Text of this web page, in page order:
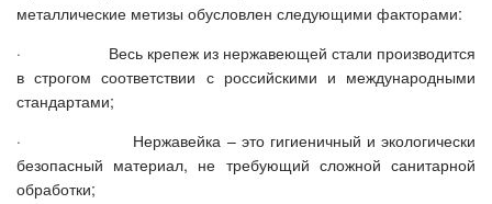
металлические метизы обусловлен следующими факторами:
· Весь крепеж из нержавеющей стали производится
в строгом соответствии с российскими и международными
стандартами;
· Нержавейка – это гигиеничный и экологически
безопасный материал, не требующий сложной санитарной
обработки;